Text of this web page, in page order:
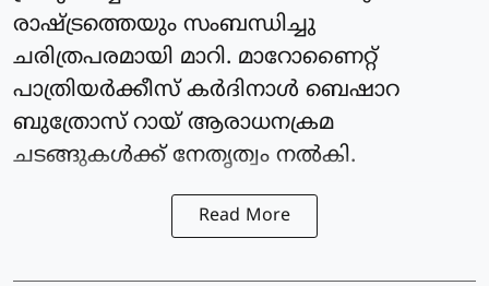
രാഷ്ട്രത്തെയും സംബന്ധിച്ചു
ചരിത്രപരമായി മാറി. മാറോണൈറ്റ്
പാത്രിയര്‍ക്കീസ് കർദിനാള്‍ ബെഷാറ
ബുത്രോസ് റായ് ആരാധനക്രമ
ചടങ്ങുകള്‍ക്ക് നേതൃത്വം നല്‍കി.
Read More